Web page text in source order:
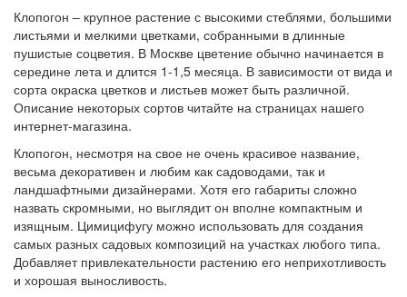
Клопогон – крупное растение с высокими стеблями, большими
листьями и мелкими цветками, собранными в длинные
пушистые соцветия. В Москве цветение обычно начинается в
середине лета и длится 1-1,5 месяца. В зависимости от вида и
сорта окраска цветков и листьев может быть различной.
Описание некоторых сортов читайте на страницах нашего
интернет-магазина.
Клопогон, несмотря на свое не очень красивое название,
весьма декоративен и любим как садоводами, так и
ландшафтными дизайнерами. Хотя его габариты сложно
назвать скромными, но выглядит он вполне компактным и
изящным. Цимицифугу можно использовать для создания
самых разных садовых композиций на участках любого типа.
Добавляет привлекательности растению его неприхотливость
и хорошая выносливость.